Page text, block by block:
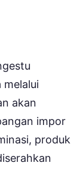
melalui
akan
impor
produk